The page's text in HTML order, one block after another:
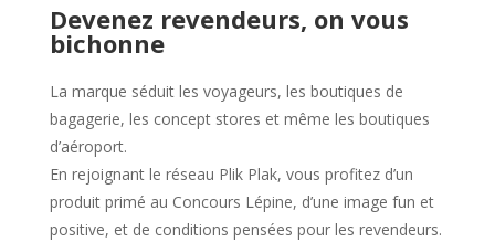
Devenez revendeurs, on vous
bichonne
La marque séduit les voyageurs, les boutiques de
bagagerie, les concept stores et même les boutiques
d’aéroport.
En rejoignant le réseau Plik Plak, vous profitez d’un
produit primé au Concours Lépine, d’une image fun et
positive, et de conditions pensées pour les revendeurs.